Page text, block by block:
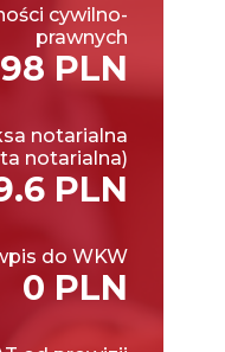
cywilno-
prawnych
PLN
notarialna
notarialna)
PLN
do WKW
0 PLN